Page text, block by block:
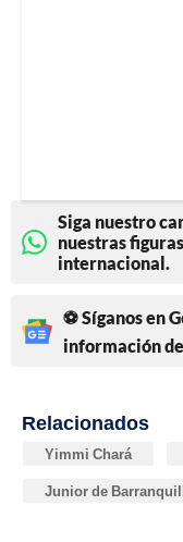
Siga nuestro
nuestras
internacional.
⚽ Síganos en
información
Relacionados
Yimmi Chará
Junior de